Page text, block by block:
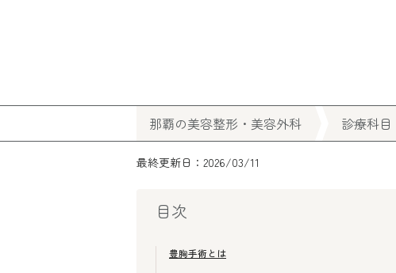
那覇の美容整形・美容外科 診療科目
最終更新日：2026/03/11
目次
豊胸手術とは